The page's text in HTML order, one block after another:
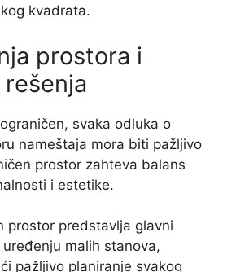
kvadrata.
prostora i
svaka odluka o
nameštaja mora biti pažljivo
prostor zahteva balans
i estetike.
prostor predstavlja glavni
malih stanova,
pažljivo planiranje svakog